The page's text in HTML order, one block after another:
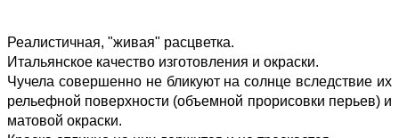
Реалистичная, "живая" расцветка.
Итальянское качество изготовления и окраски.
Чучела совершенно не бликуют на солнце вследствие их
рельефной поверхности (объемной прорисовки перьев) и
матовой окраски.